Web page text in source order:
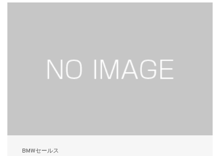
BMWセールス